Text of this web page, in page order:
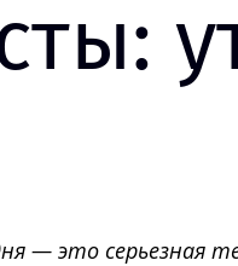
— это серьезная